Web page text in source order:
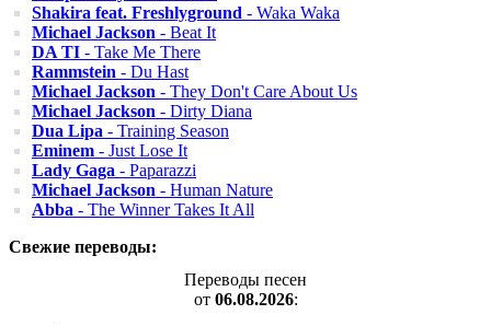
Shakira feat. Freshlyground - Waka Waka
Michael Jackson - Beat It
DA TI - Take Me There
Rammstein - Du Hast
Michael Jackson - They Don't Care About Us
Michael Jackson - Dirty Diana
Dua Lipa - Training Season
Eminem - Just Lose It
Lady Gaga - Paparazzi
Michael Jackson - Human Nature
Abba - The Winner Takes It All
Свежие переводы:
Переводы песен
от 06.08.2026: